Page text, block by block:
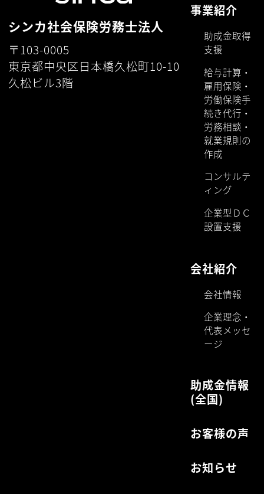
シンカ社会保険労務士法人
〒103-0005
東京都中央区日本橋久松町10-10
久松ビル3階
事業紹介
助成金取得
支援
給与計算・
雇用保険・
労働保険手
続き代行・
労務相談・
就業規則の
作成
コンサルテ
ィング
企業型ＤＣ
設置支援
会社紹介
会社情報
企業理念・
代表メッセ
ージ
助成金情報
(全国)
お客様の声
お知らせ